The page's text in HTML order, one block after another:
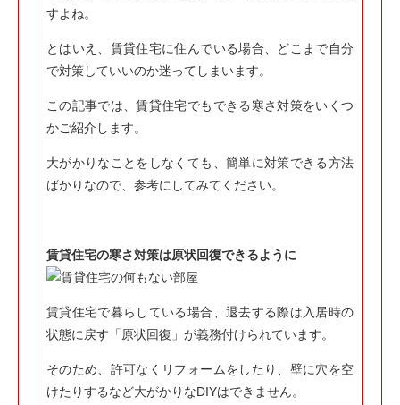
すよね。
とはいえ、賃貸住宅に住んでいる場合、どこまで自分
で対策していいのか迷ってしまいます。
この記事では、賃貸住宅でもできる寒さ対策をいくつ
かご紹介します。
大がかりなことをしなくても、簡単に対策できる方法
ばかりなので、参考にしてみてください。
賃貸住宅の寒さ対策は原状回復できるように
賃貸住宅で暮らしている場合、退去する際は入居時の
状態に戻す「原状回復」が義務付けられています。
そのため、許可なくリフォームをしたり、壁に穴を空
けたりするなど大がかりなDIYはできません。